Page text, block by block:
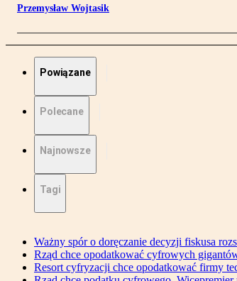
Przemysław Wojtasik
Powiązane
Polecane
Najnowsze
Tagi
Ważny spór o doręczanie decyzji fiskusa
Rząd chce opodatkować cyfrowych
Resort cyfryzacji chce opodatkować firmy